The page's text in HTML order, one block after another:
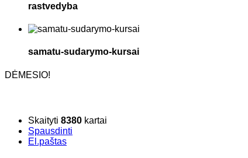
rastvedyba
samatu-sudarymo-kursai
DĖMESIO!
Skaityti 8380 kartai
Spausdinti
El.paštas